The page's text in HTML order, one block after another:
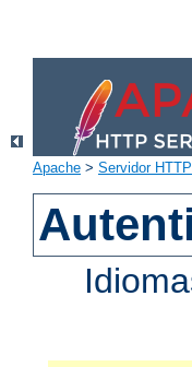
Apache > Servidor HTTP